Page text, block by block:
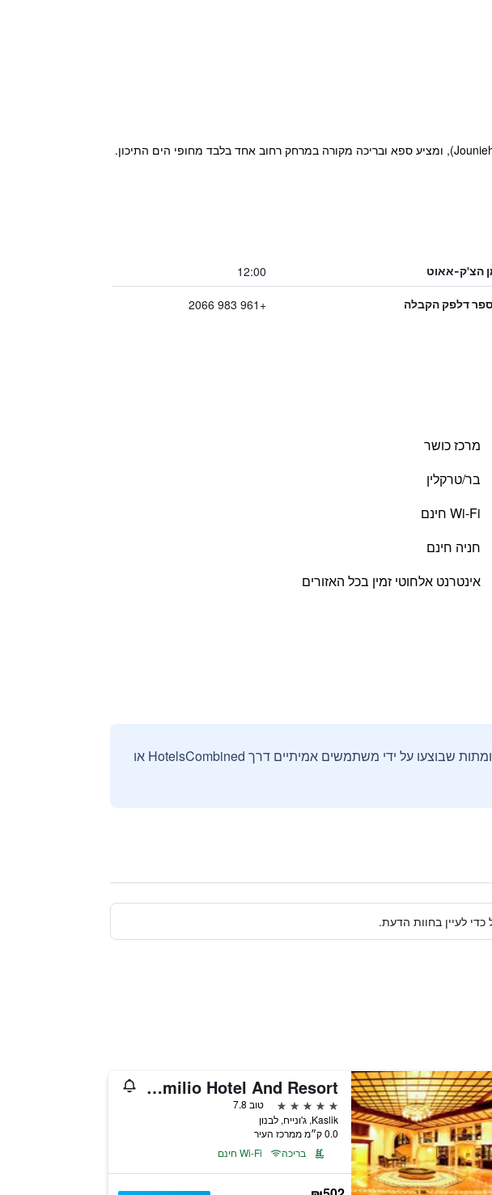
מלון מדיסון (Madisson Hotel) נמצא במיקום נוח ברובע מעמלטיין (Maameltein) בג'ונייה (Jounieh), ומציע ספא ובריכה מקורה במרחק רחוב אחד בלבד מחופי הים התיכון.
הצ'ק-אאוט 12:00
דלפק הקבלה +961 983 2066
מרכז כושר
בר/טרקלין
Wi-Fi חינם
חניה חינם
אינטרנט אלחוטי זמין בכל האזורים
אנחנו אוספים ומציגים ביקורות וחוות דעת רק מהזמנות מאומתות שבוצעו על ידי משתמשים אמיתיים דרך HotelsCombined או
לעיין בחוות הדעת.
Portemilio Hotel And Resort
5 כוכבים
טוב 7.8
Kaslik, ג'ונייח, לבנון
0.0 ק״מ ממרכז העיר
בריכה
Wi-Fi חינם